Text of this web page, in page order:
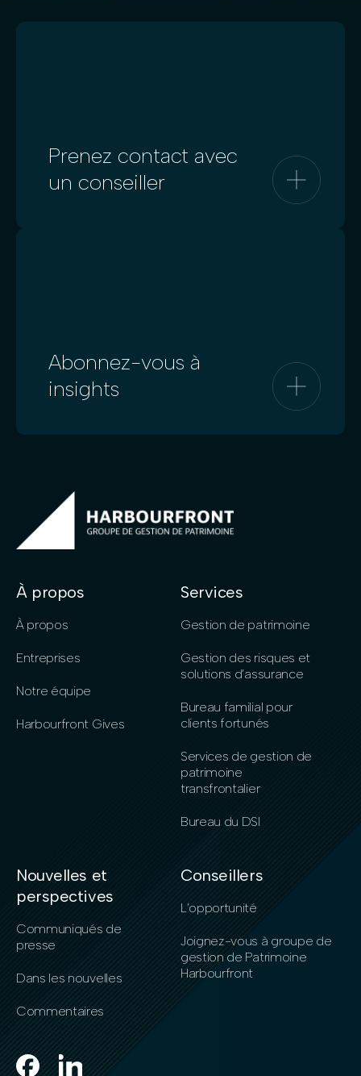
Prenez contact avec
un conseiller
Abonnez-vous à
insights
À propos
À propos
Entreprises
Notre équipe
Harbourfront Gives
Services
Gestion de patrimoine
Gestion des risques et
solutions d’assurance
Bureau familial pour
clients fortunés
Services de gestion de
patrimoine
transfrontalier
Bureau du DSI
Nouvelles et
perspectives
Communiqués de
presse
Dans les nouvelles
Commentaires
Conseillers
L’opportunité
Joignez-vous à groupe de
gestion de Patrimoine
Harbourfront